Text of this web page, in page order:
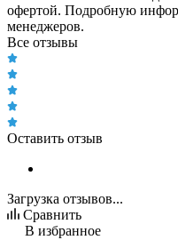
офертой. Подробную
менеджеров.
Все отзывы
Оставить отзыв
Загрузка отзывов...
Сравнить
В избранное